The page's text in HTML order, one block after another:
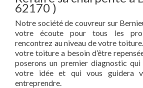
62170 )
Notre société de couvreur sur
votre écoute pour tous les
rencontrez au niveau de votre
votre toiture a besoin d’être
poserons un premier diagnostic
votre idée et qui vous guidera
entreprendre.